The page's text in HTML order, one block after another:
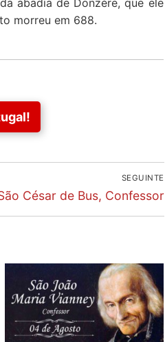
morreu em 688.
SEGUINTE
César de Bus, Confessor